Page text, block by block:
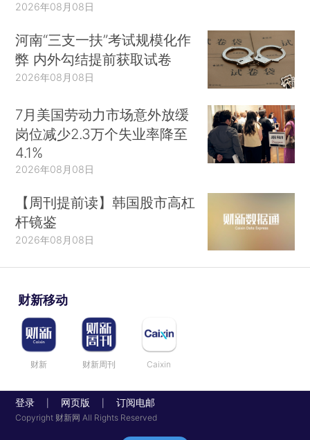
2026年08月08日
河南“三支一扶”考试规模化作
弊 内外勾结提前获取试卷
2026年08月08日
7月美国劳动力市场意外放缓
岗位减少2.3万个失业率降至
4.1%
2026年08月08日
【周刊提前读】韩国股市高杠
杆镜鉴
2026年08月08日
财新移动
财新 财新周刊 Caixin
登录 网页版 订阅电邮
Copyright 财新网 All Rights Reserved